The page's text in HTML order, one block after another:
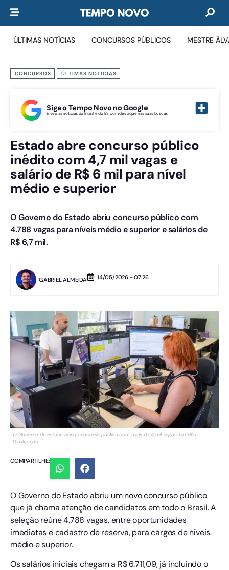
ÚLTIMAS NOTÍCIAS CONCURSOS PÚBLICOS MESTRE
CONCURSOS ÚLTIMAS NOTÍCIAS
Siga o Tempo Novo no Google
E veja as notícias do Brasil e do ES com destaque nas suas buscas
Estado abre concurso público
inédito com 4,7 mil vagas e
salário de R$ 6 mil para nível
médio e superior
O Governo do Estado abriu concurso público com
4.788 vagas para níveis médio e superior e salários de
R$ 6,7 mil.
GABRIEL ALMEIDA 14/05/2026 - 07:26
O Governo do Estado abriu concurso público com mais de 4 mil vagas. Crédito:
Divulgação
COMPARTILHE:
O Governo do Estado abriu um novo concurso público
que já chama atenção de candidatos em todo o Brasil. A
seleção reúne 4.788 vagas, entre oportunidades
imediatas e cadastro de reserva, para cargos de níveis
médio e superior.
Os salários iniciais chegam a R$ 6.711,09, já incluindo o